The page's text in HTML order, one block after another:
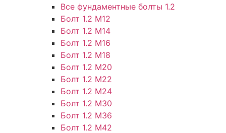
Все фундаментные болты 1.2
Болт 1.2 М12
Болт 1.2 М14
Болт 1.2 М16
Болт 1.2 М18
Болт 1.2 М20
Болт 1.2 М22
Болт 1.2 М24
Болт 1.2 М30
Болт 1.2 М36
Болт 1.2 М42